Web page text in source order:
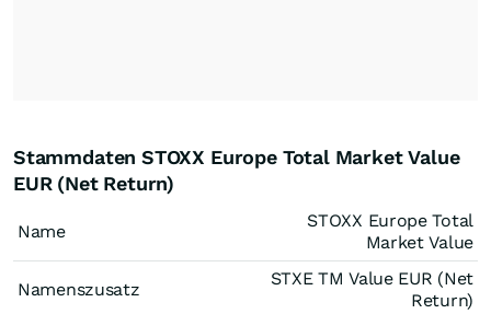
Stammdaten STOXX Europe Total Market Value
EUR (Net Return)
Name
STOXX Europe Total
Market Value
Namenszusatz
STXE TM Value EUR (Net
Return)